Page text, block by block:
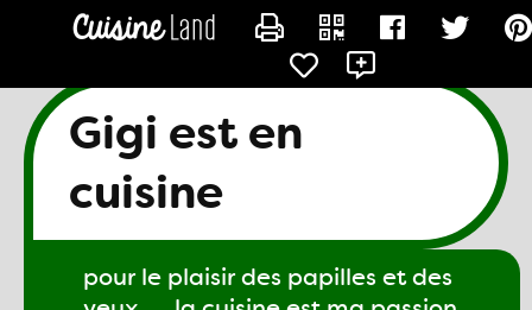
Gigi est en
cuisine
pour le plaisir des papilles et des
CONTACTER GIGI61